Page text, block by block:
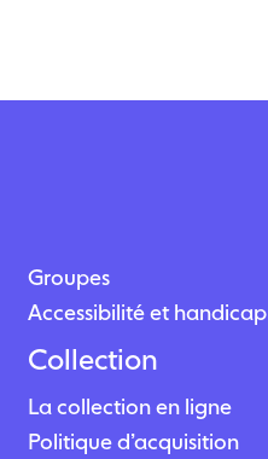
Groupes
Accessibilité et handicap
Collection
La collection en ligne
Politique d’acquisition